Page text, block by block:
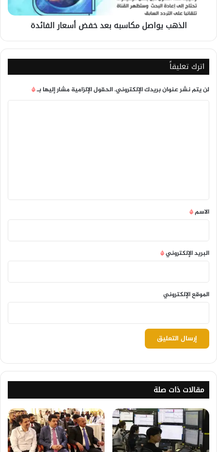
الذهب يواصل مكاسبه بعد خفض أسعار الفائدة
اترك تعليقاً
لن يتم نشر عنوان بريدك الإلكتروني.الحقول الإلزامية مشار إليها بـ*
*
الاسم*
البريد الإلكتروني*
الموقع الإلكتروني
مقالات ذات صلة